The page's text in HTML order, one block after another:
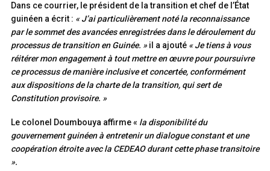
Dans ce courrier, le président de la transition et chef de l’État
guinéen a écrit : « J’ai particulièrement noté la reconnaissance
par le sommet des avancées enregistrées dans le déroulement du
processus de transition en Guinée. » il a ajouté « Je tiens à vous
réitérer mon engagement à tout mettre en œuvre pour poursuivre
ce processus de manière inclusive et concertée, conformément
aux dispositions de la charte de la transition, qui sert de
Constitution provisoire. »
Le colonel Doumbouya affirme « la disponibilité du
gouvernement guinéen à entretenir un dialogue constant et une
coopération étroite avec la CEDEAO durant cette phase transitoire
».